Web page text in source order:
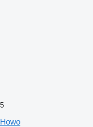
5
Howo